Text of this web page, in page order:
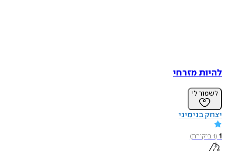
להיות מזרחי
לשמור לי
יצחק בנימיני
1
(
1ביקורת)